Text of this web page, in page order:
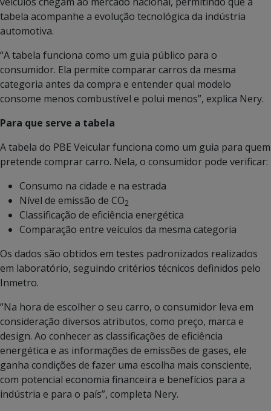
tabela acompanhe a evolução tecnológica da indústria
automotiva.
“A tabela funciona como um guia público para o
consumidor. Ela permite comparar carros da mesma
categoria antes da compra e entender qual modelo
consome menos combustível e polui menos”, explica Nery.
Para que serve a tabela
A tabela do PBE Veicular funciona como um guia para quem
pretende comprar carro. Nela, o consumidor pode verificar:
Consumo na cidade e na estrada
Nível de emissão de CO2
Classificação de eficiência energética
Comparação entre veículos da mesma categoria
Os dados são obtidos em testes padronizados realizados
em laboratório, seguindo critérios técnicos definidos pelo
Inmetro.
“Na hora de escolher o seu carro, o consumidor leva em
consideração diversos atributos, como preço, marca e
design. Ao conhecer as classificações de eficiência
energética e as informações de emissões de gases, ele
ganha condições de fazer uma escolha mais consciente,
com potencial economia financeira e benefícios para a
indústria e para o país”, completa Nery.